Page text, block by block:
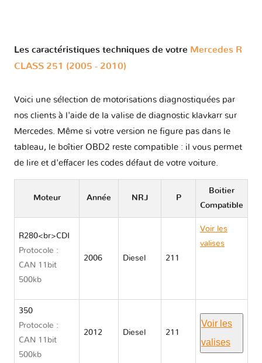
Les caractéristiques techniques de votre Mercedes R
CLASS 251 (2005 - 2010)
Voici une sélection de motorisations diagnostiquées par
nos clients à l'aide de la valise de diagnostic klavkarr sur
Mercedes. Même si votre version ne figure pas dans le
tableau, le boîtier OBD2 reste compatible : il vous permet
de lire et d'effacer les codes défaut de votre voiture.
Moteur Année NRJ P
Boitier
Compatible
R280<br>CDI
Protocole :
CAN 11bit
500kb
2006 Diesel 211
Voir les
valises
350
Protocole :
CAN 11bit
500kb
2012 Diesel 211
Voir les
valises